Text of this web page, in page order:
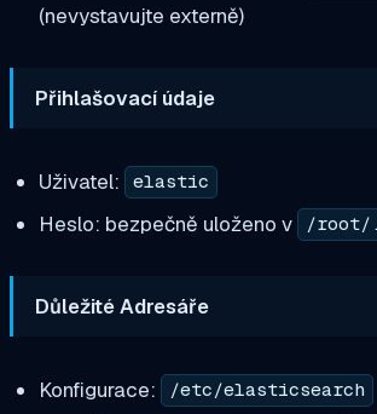
(nevystavujte externě)
Přihlašovací údaje
Uživatel: elastic
Heslo: bezpečně uloženo v /root/
Důležité Adresáře
Konfigurace: /etc/elasticsearch